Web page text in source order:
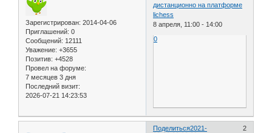
Зарегистрирован: 2014-04-06
Приглашений: 0
Сообщений: 12111
Уважение: +3655
Позитив: +4528
Провел на форуме:
7 месяцев 3 дня
Последний визит:
2026-07-21 14:23:53
дистанционно на платформе
lichess
8 апреля, 11:00 - 14:00
0
Поделиться 2
2021-